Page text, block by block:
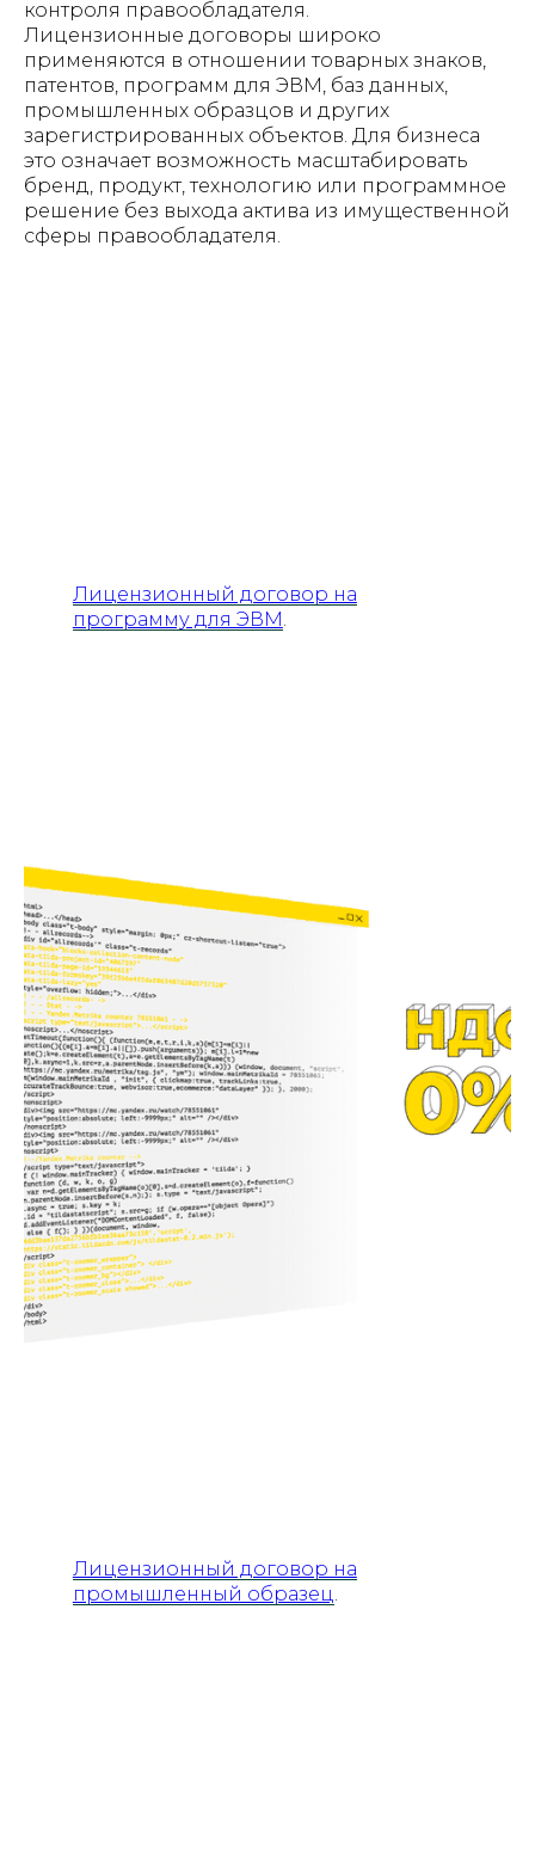
контроля правообладателя.
Лицензионные договоры широко
применяются в отношении товарных знаков,
патентов, программ для ЭВМ, баз данных,
промышленных образцов и других
зарегистрированных объектов. Для бизнеса
это означает возможность масштабировать
бренд, продукт, технологию или программное
решение без выхода актива из имущественной
сферы правообладателя.
Лицензионный договор на
программу для ЭВМ
Лицензионный договор на
промышленный образец